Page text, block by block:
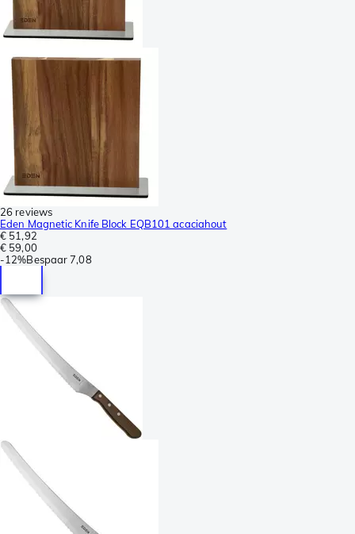
26 reviews
Eden Magnetic Knife Block EQB101 acaciahout
€ 51,92
€ 59,00
-12%Bespaar 7,08